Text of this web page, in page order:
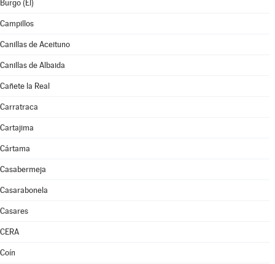
Burgo (El)
Campillos
Canillas de Aceituno
Canillas de Albaida
Cañete la Real
Carratraca
Cartajima
Cártama
Casabermeja
Casarabonela
Casares
CERA
Coín